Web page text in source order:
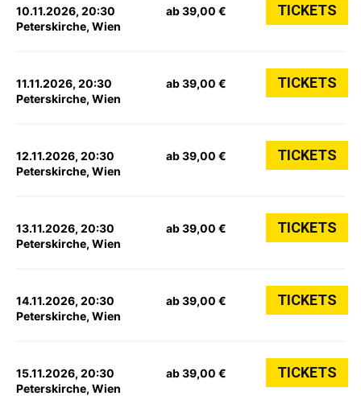
10.11.2026, 20:30
Peterskirche, Wien
ab 39,00 € TICKETS
11.11.2026, 20:30
Peterskirche, Wien
ab 39,00 € TICKETS
12.11.2026, 20:30
Peterskirche, Wien
ab 39,00 € TICKETS
13.11.2026, 20:30
Peterskirche, Wien
ab 39,00 € TICKETS
14.11.2026, 20:30
Peterskirche, Wien
ab 39,00 € TICKETS
15.11.2026, 20:30
Peterskirche, Wien
ab 39,00 € TICKETS